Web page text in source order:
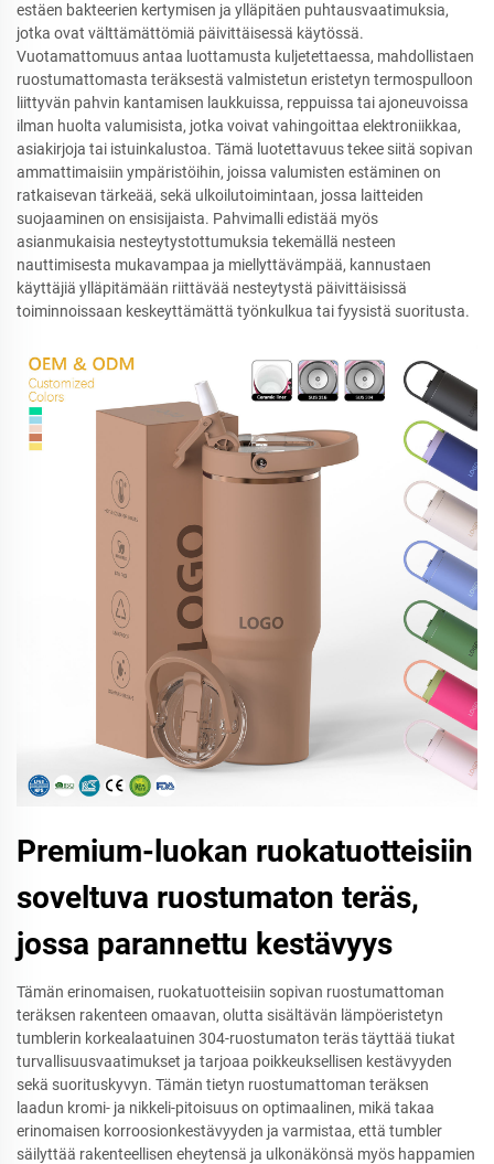
estäen bakteerien kertymisen ja ylläpitäen puhtausvaatimuksia,
jotka ovat välttämättömiä päivittäisessä käytössä.
Vuotamattomuus antaa luottamusta kuljetettaessa, mahdollistaen
ruostumattomasta teräksestä valmistetun eristetyn termospulloon
liittyvän pahvin kantamisen laukkuissa, reppuissa tai ajoneuvoissa
ilman huolta valumisista, jotka voivat vahingoittaa elektroniikkaa,
asiakirjoja tai istuinkalustoa. Tämä luotettavuus tekee siitä sopivan
ammattimaisiin ympäristöihin, joissa valumisten estäminen on
ratkaisevan tärkeää, sekä ulkoilutoimintaan, jossa laitteiden
suojaaminen on ensisijaista. Pahvimalli edistää myös
asianmukaisia nesteytystottumuksia tekemällä nesteen
nauttimisesta mukavampaa ja miellyttävämpää, kannustaen
käyttäjiä ylläpitämään riittävää nesteytystä päivittäisissä
toiminnoissaan keskeyttämättä työnkulkua tai fyysistä suoritusta.
Premium-luokan ruokatuotteisiin
soveltuva ruostumaton teräs,
jossa parannettu kestävyys
Tämän erinomaisen, ruokatuotteisiin sopivan ruostumattoman
teräksen rakenteen omaavan, olutta sisältävän lämpöeristetyn
tumblerin korkealaatuinen 304-ruostumaton teräs täyttää tiukat
turvallisuusvaatimukset ja tarjoaa poikkeuksellisen kestävyyden
sekä suorituskyvyn. Tämän tietyn ruostumattoman teräksen
laadun kromi- ja nikkeli-pitoisuus on optimaalinen, mikä takaa
erinomaisen korroosionkestävyyden ja varmistaa, että tumbler
säilyttää rakenteellisen eheytensä ja ulkonäkönsä myös happamien